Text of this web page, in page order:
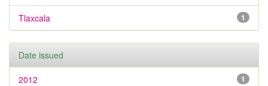
1
Tlaxcala
Date issued
1
2012